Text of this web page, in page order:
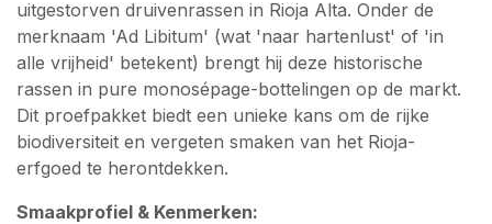
uitgestorven druivenrassen in Rioja Alta. Onder de
merknaam 'Ad Libitum' (wat 'naar hartenlust' of 'in
alle vrijheid' betekent) brengt hij deze historische
rassen in pure monosépage-bottelingen op de markt.
Dit proefpakket biedt een unieke kans om de rijke
biodiversiteit en vergeten smaken van het Rioja-
erfgoed te herontdekken.
Smaakprofiel & Kenmerken: